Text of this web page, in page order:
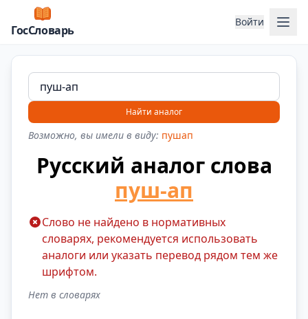
ГосСловарь
Войти
Найти аналог
Возможно, вы имели в виду: пушап
Русский аналог слова
пуш-ап
Слово не найдено в нормативных
словарях, рекомендуется использовать
аналоги или указать перевод рядом тем же
шрифтом.
Нет в словарях